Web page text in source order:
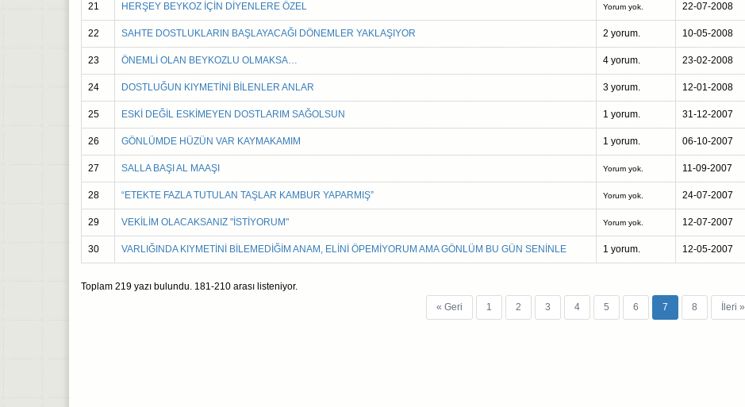
21 HERŞEY BEYKOZ İÇİN DİYENLERE ÖZEL Yorum yok. 22-07-2008
22 SAHTE DOSTLUKLARIN BAŞLAYACAĞI DÖNEMLER YAKLAŞIYOR 2 yorum. 10-05-2008
23 ÖNEMLİ OLAN BEYKOZLU OLMAKSA… 4 yorum. 23-02-2008
24 DOSTLUĞUN KIYMETİNİ BİLENLER ANLAR 3 yorum. 12-01-2008
25 ESKİ DEĞİL ESKİMEYEN DOSTLARIM SAĞOLSUN 1 yorum. 31-12-2007
26 GÖNLÜMDE HÜZÜN VAR KAYMAKAMIM 1 yorum. 06-10-2007
27 SALLA BAŞI AL MAAŞI Yorum yok. 11-09-2007
28 “ETEKTE FAZLA TUTULAN TAŞLAR KAMBUR YAPARMIŞ” Yorum yok. 24-07-2007
29 VEKİLİM OLACAKSANIZ "İSTİYORUM" Yorum yok. 12-07-2007
30 VARLIĞINDA KIYMETİNİ BİLEMEDİĞİM ANAM, ELİNİ ÖPEMİYORUM AMA GÖNLÜM BU GÜN SENİNLE 1 yorum. 12-05-2007
Toplam 219 yazı bulundu. 181-210 arası listeniyor.
« Geri
1 2 3 4 5 6 7 8 İleri »